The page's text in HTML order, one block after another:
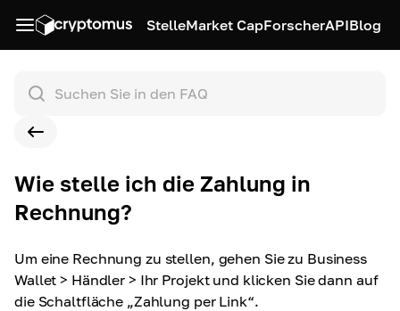
StelleMarket CapForscherAPIBlog
Wie stelle ich die Zahlung in
Rechnung?
Um eine Rechnung zu stellen, gehen Sie zu Business
Wallet > Händler > Ihr Projekt und klicken Sie dann auf
die Schaltfläche „Zahlung per Link“.